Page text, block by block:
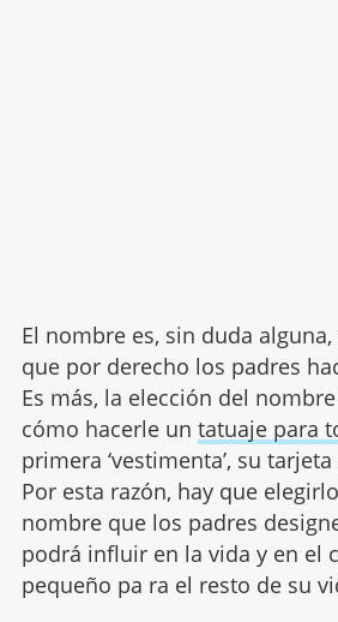
El nombre es, sin duda
que por derecho los padres
Es más, la elección del
cómo hacerle un tatuaje para
primera ‘vestimenta’, su
Por esta razón, hay que
nombre que los padres
podrá influir en la vida y en el
pequeño pa ra el resto de su